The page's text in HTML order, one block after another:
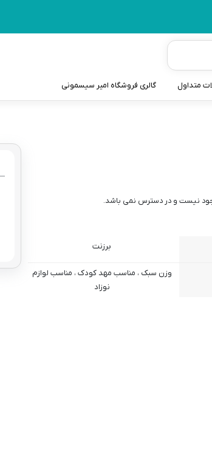
متداول گالری فروشگاه امیر سیسمونی
نیست و در دسترس نمی باشد.
برزنت
وزن سبک ، مناسب مهد کودک ، مناسب لوازم
نوزاد